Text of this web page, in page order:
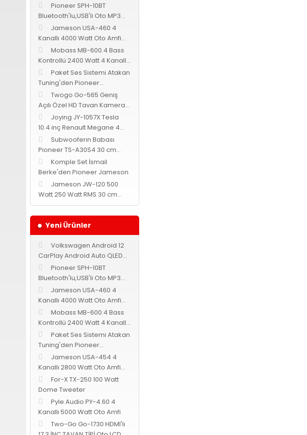
Pioneer SPH-10BT
Bluetooth'lu,USB'li Oto MP3
TeypJameson USA-460 4
Kanallı 4000 Watt Oto Amfi
Bass Kontrollü
Mobass MB-600.4 Bass
Kontrollü 2400 Watt 4 Kanallı
Oto Amfi
Paket Ses Sistemi Atakan
Tuning'den Pioneer
Cadence Jameson
Twogo Go-565 Geniş
Açılı Özel HD Tavan Kamerası
-Siyah-Joying JY-1057X Tesla
10.4 inç Renault Megane 4
Android 9.0
Subwooferın Babası
Pioneer TS-A30S4 30 cm
subwoofer 1400 Watt 400
Watt RMS
Komple Set İsmail
Berke'den Pioneer Jameson
Jameson JW-120 500
Watt 250 Watt RMS 30 cm
Subwoofer
Yeni Ürünler
Volkswagen Android 12
CarPlay Android Auto QLED
Multimedya Navix
Pioneer SPH-10BT
Bluetooth'lu,USB'li Oto MP3
TeypJameson USA-460 4
Kanallı 4000 Watt Oto Amfi
Bass Kontrollü
Mobass MB-600.4 Bass
Kontrollü 2400 Watt 4 Kanallı
Oto Amfi
Paket Ses Sistemi Atakan
Tuning'den Pioneer
Cadence Jameson
Jameson USA-454 4
Kanallı 2800 Watt Oto Amfi
Bass Kontrollü
For-X TX-250 100 Watt
Dome Tweeter
Pyle Audio PY-4.60 4
Kanallı 5000 Watt Oto Amfi
Two-Go Go-1730 HDMI'lı